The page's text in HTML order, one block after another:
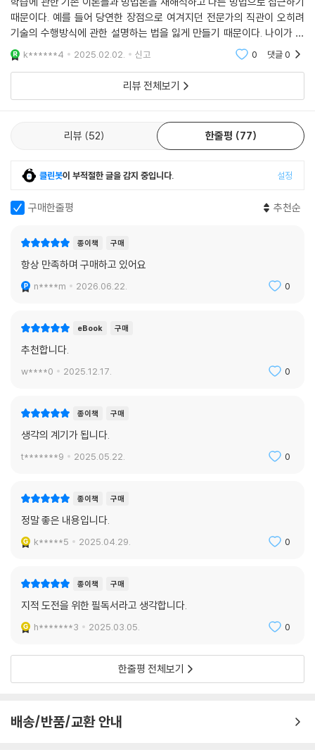
때문이다. 예를 들어 당연한 장점으로 여겨지던 전문가의 직관이 오히려
기술의 수행방식에 관한 설명하는 법을 잃게 만들기 때문이다. 나이가 들
어 새로운 것을 받아 들이지 못하는 뇌의 노화와도 관련이 있다고 본다.
k******4 2025.02.02. 신고 0 댓글0
리뷰 전체보기
리뷰 52 한줄평 77
클린봇이 부적절한 글을 감지 중입니다. 설정
구매한줄평 추천순
종이책 구매
항상 만족하며 구매하고 있어요
n****m 2026.06.22. 0
eBook 구매
추천합니다.
w****0 2025.12.17. 0
종이책 구매
생각의 계기가 됩니다.
t*******9 2025.05.22. 0
종이책 구매
정말 좋은 내용입니다.
k*****5 2025.04.29. 0
종이책 구매
지적 도전을 위한 필독서라고 생각합니다.
h*******3 2025.03.05. 0
한줄평 전체보기
배송/반품/교환 안내